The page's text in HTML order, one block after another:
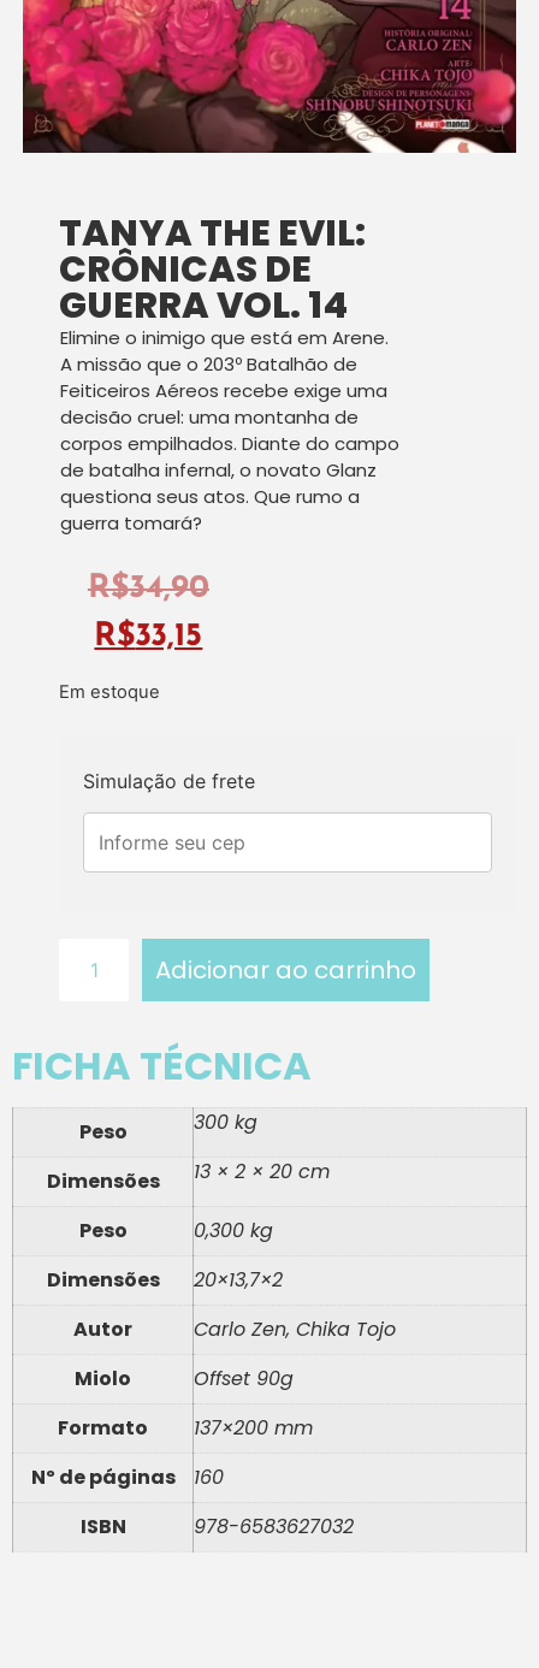
TANYA THE EVIL:
CRÔNICAS DE
GUERRA VOL. 14
Elimine o inimigo que está em Arene.
A missão que o 203º Batalhão de
Feiticeiros Aéreos recebe exige uma
decisão cruel: uma montanha de
corpos empilhados. Diante do campo
de batalha infernal, o novato Glanz
questiona seus atos. Que rumo a
guerra tomará?
R$34,90
R$33,15
Em estoque
Simulação de frete
Adicionar ao carrinho
FICHA TÉCNICA
Peso 300 kg
Dimensões 13 × 2 × 20 cm
Peso
0,300 kg
Dimensões
20×13,7×2
Autor
Carlo Zen, Chika Tojo
Miolo
Offset 90g
Formato
137×200 mm
Nº de páginas
160
ISBN
978-6583627032